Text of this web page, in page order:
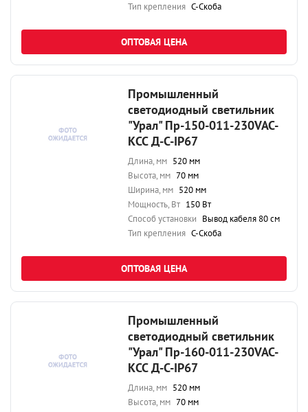
Тип крепления С-Скоба
ОПТОВАЯ ЦЕНА
Промышленный
светодиодный светильник
"Урал" Пр-150-011-230VAC-
КСС Д-С-IP67
Длина, мм 520 мм
Высота, мм 70 мм
Ширина, мм 520 мм
Мощность, Вт 150 Вт
Способ установки Вывод кабеля 80 см
Тип крепления С-Скоба
ОПТОВАЯ ЦЕНА
Промышленный
светодиодный светильник
"Урал" Пр-160-011-230VAC-
КСС Д-С-IP67
Длина, мм 520 мм
Высота, мм 70 мм